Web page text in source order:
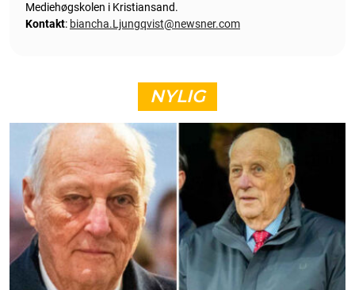
Mediehøgskolen i Kristiansand.
Kontakt: biancha.Ljungqvist@newsner.com
NYLIG